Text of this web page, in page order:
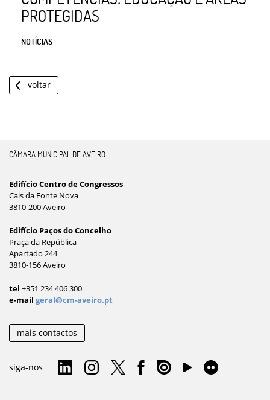
PROTEGIDAS
NOTÍCIAS
voltar
CÂMARA MUNICIPAL DE AVEIRO
Edifício Centro de Congressos
Cais da Fonte Nova
3810-200 Aveiro
Edifício Paços do Concelho
Praça da República
Apartado 244
3810-156 Aveiro
tel +351 234 406 300
e-mail geral@cm-aveiro.pt
mais contactos
siga-nos